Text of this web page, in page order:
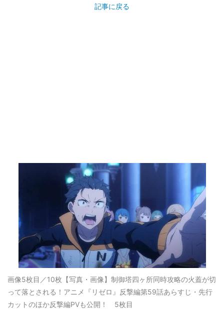
記事に戻る
画像5枚目／10枚 【写真・画像】制御塔四ヶ所同時攻略の火蓋が切
って落とされる！アニメ『リゼロ』反撃編第59話あらすじ・先行
カットのほか反撃編PVも公開！ 5枚目